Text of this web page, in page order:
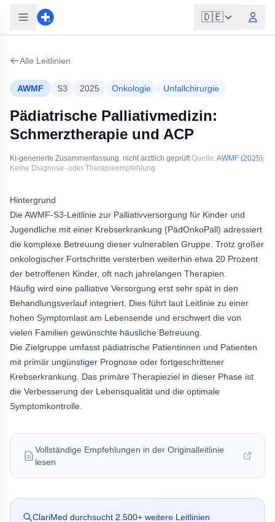
🇩🇪
Alle Leitlinien
AWMF S3 2025 Onkologie Unfallchirurgie
Pädiatrische Palliativmedizin:
Schmerztherapie und ACP
KI-generierte Zusammenfassung, nicht ärztlich geprüft|Quelle: AWMF (2025)
Keine Diagnose- oder Therapieempfehlung
Hintergrund
Die AWMF-S3-Leitlinie zur Palliativversorgung für Kinder und
Jugendliche mit einer Krebserkrankung (PädOnkoPall) adressiert
die komplexe Betreuung dieser vulnerablen Gruppe. Trotz großer
onkologischer Fortschritte versterben weiterhin etwa 20 Prozent
der betroffenen Kinder, oft nach jahrelangen Therapien.
Häufig wird eine palliative Versorgung erst sehr spät in den
Behandlungsverlauf integriert. Dies führt laut Leitlinie zu einer
hohen Symptomlast am Lebensende und erschwert die von
vielen Familien gewünschte häusliche Betreuung.
Die Zielgruppe umfasst pädiatrische Patientinnen und Patienten
mit primär ungünstiger Prognose oder fortgeschrittener
Krebserkrankung. Das primäre Therapieziel in dieser Phase ist
die Verbesserung der Lebensqualität und die optimale
Symptomkontrolle.
Vollständige Empfehlungen in der Originalleitlinie
lesen
ClariMed durchsucht 2.500+ weitere Leitlinien